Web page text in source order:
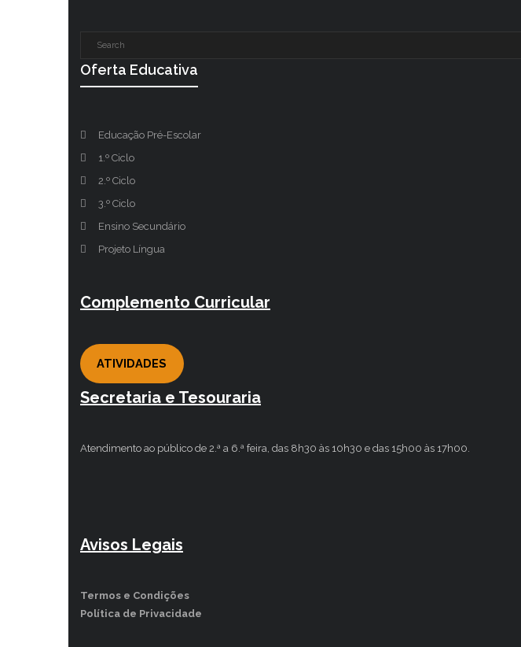
Oferta Educativa
Educação Pré-Escolar
1.º Ciclo
2.º Ciclo
3.º Ciclo
Ensino Secundário
Projeto Língua
Complemento Curricular
ATIVIDADES
Secretaria e Tesouraria
Atendimento ao público de 2.ª a 6.ª feira, das 8h30 às 10h30 e das 15h00 às 17h00.
Avisos Legais
Termos e Condições
Política de Privacidade